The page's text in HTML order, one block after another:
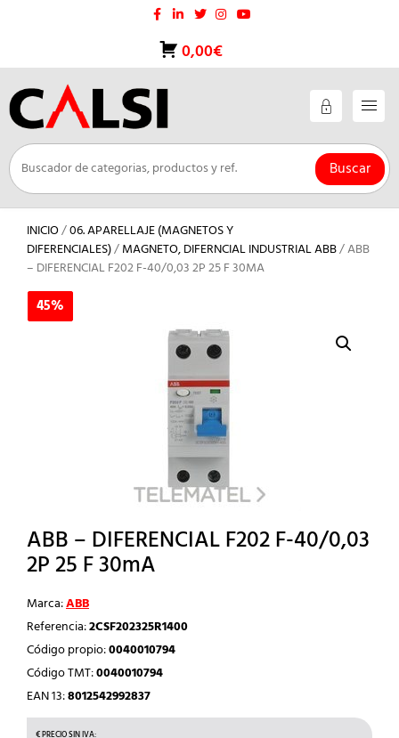
0,00€
Buscar
INICIO/06. APARELLAJE (MAGNETOS Y
DIFERENCIALES)/MAGNETO, DIFERNCIAL INDUSTRIAL ABB/ ABB
– DIFERENCIAL F202 F-40/0,03 2P 25 F 30MA
45%
ABB – DIFERENCIAL F202 F-40/0,03
2P 25 F 30mA
Marca:ABB
Referencia:2CSF202325R1400
Código propio:0040010794
Código TMT:0040010794
EAN 13:8012542992837
45%